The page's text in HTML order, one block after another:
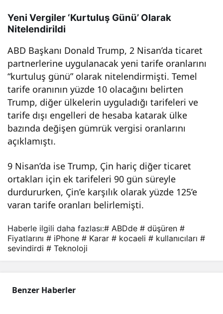
Yeni Vergiler ‘Kurtuluş Günü’ Olarak
Nitelendirildi
ABD Başkanı Donald Trump, 2 Nisan’da ticaret
partnerlerine uygulanacak yeni tarife oranlarını
“kurtuluş günü” olarak nitelendirmişti. Temel
tarife oranının yüzde 10 olacağını belirten
Trump, diğer ülkelerin uyguladığı tarifeleri ve
tarife dışı engelleri de hesaba katarak ülke
bazında değişen gümrük vergisi oranlarını
açıklamıştı.
9 Nisan’da ise Trump, Çin hariç diğer ticaret
ortakları için ek tarifeleri 90 gün süreyle
durdururken, Çin’e karşılık olarak yüzde 125’e
varan tarife oranları belirlemişti.
Haberle ilgili daha fazlası:# ABDde # düşüren #
Fiyatlarını # iPhone # Karar # kocaeli # kullanıcıları #
sevindirdi # Teknoloji
Benzer Haberler